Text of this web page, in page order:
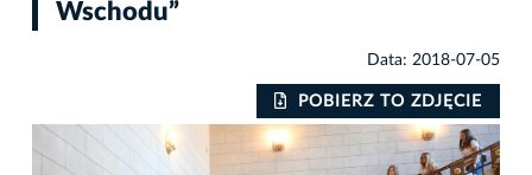
Wschodu”
Data: 2018-07-05
POBIERZ TO ZDJĘCIE